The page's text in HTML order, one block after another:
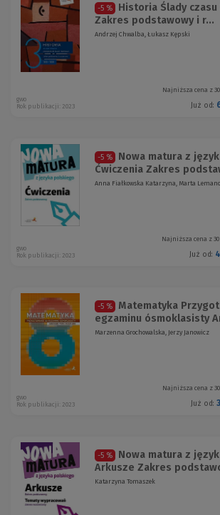
-5 %
Historia Ślady
Zakres podstawowy i r...
Andrzej Chwalba, Łukasz Kępski
Najniższa cena z
Już od:
gwo
Rok publikacji: 2023
-5 %
Nowa matura z
Ćwiczenia Zakres
Anna Fiałkowska Katarzyna, Marta
Najniższa cena z
Już od:
gwo
Rok publikacji: 2023
-5 %
Matematyka
egzaminu ósmoklasisty
Marzenna Grochowalska, Jerzy Janowicz
Najniższa cena z
Już od:
gwo
Rok publikacji: 2023
-5 %
Nowa matura z
Arkusze Zakres
Katarzyna Tomaszek